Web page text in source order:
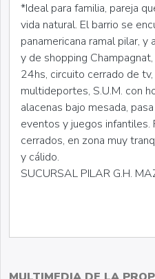
*Ideal para familia, pareja
vida natural. El barrio se
panamericana ramal pilar,
y de shopping
24hs, circuito cerrado de
multideportes, S.U.M. con
alacenas bajo mesada,
eventos y juegos infantiles.
cerrados, en zona muy
y cálido.
SUCURSAL PILAR G.H.